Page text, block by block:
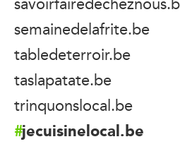
semainedelafrite.be
tabledeterroir.be
taslapatate.be
trinquonslocal.be
jecuisinelocal.be